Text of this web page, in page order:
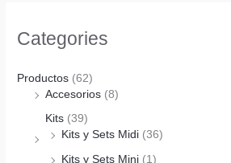
Categories
Productos (62)
Accesorios (8)
Kits (39)
Kits y Sets Midi (36)
Kits y Sets Mini (1)